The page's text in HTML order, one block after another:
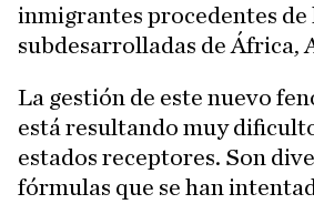
inmigrantes procedentes de
subdesarrolladas de África,
La gestión de este nuevo
está resultando muy
estados receptores. Son
fórmulas que se han